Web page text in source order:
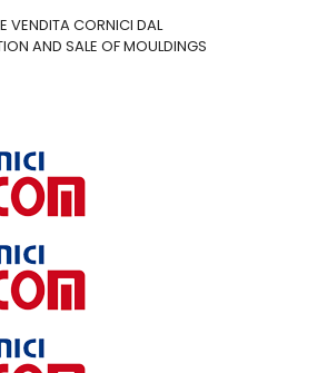
VENDITA CORNICI DAL
AND SALE OF MOULDINGS